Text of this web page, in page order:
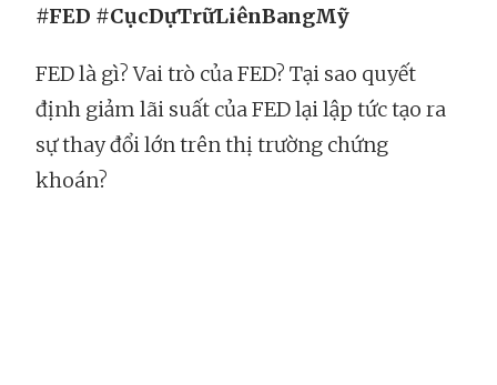
#FED #CụcDựTrữLiênBangMỹ
FED là gì? Vai trò của FED? Tại sao quyết
định giảm lãi suất của FED lại lập tức tạo ra
sự thay đổi lớn trên thị trường chứng
khoán?